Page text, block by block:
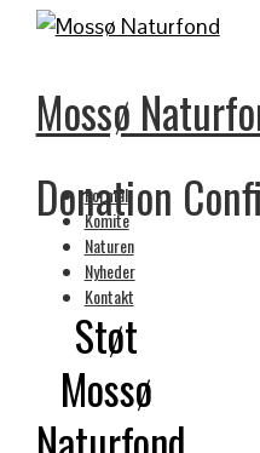
Mossø
Formål
Komite
Naturen
Nyheder
Kontakt
Donation
Støt
Mossø